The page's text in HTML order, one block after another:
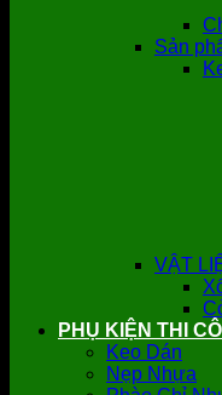
Sản
VẬT
PHỤ KIỆN THI
Keo Dán
Nẹp Nhựa